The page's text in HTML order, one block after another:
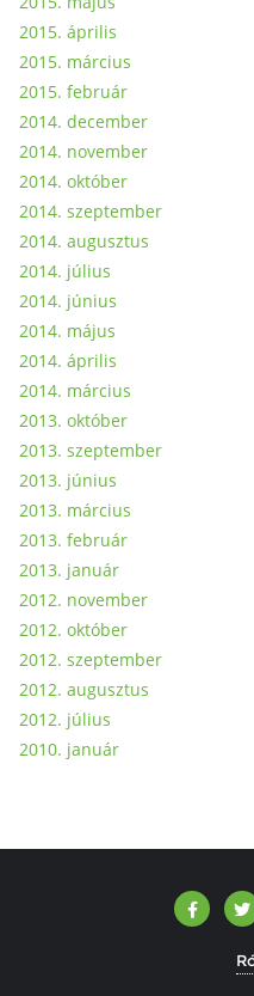
2015. április
2015. március
2015. február
2014. december
2014. november
2014. október
2014. szeptember
2014. augusztus
2014. július
2014. június
2014. május
2014. április
2014. március
2013. október
2013. szeptember
2013. június
2013. március
2013. február
2013. január
2012. november
2012. október
2012. szeptember
2012. augusztus
2012. július
2010. január